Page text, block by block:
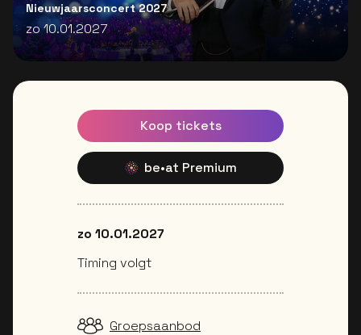
Nieuwjaarsconcert 2027
zo 10.01.2027
Koop tickets
be•at Premium
zo 10.01.2027
Timing volgt
Groepsaanbod